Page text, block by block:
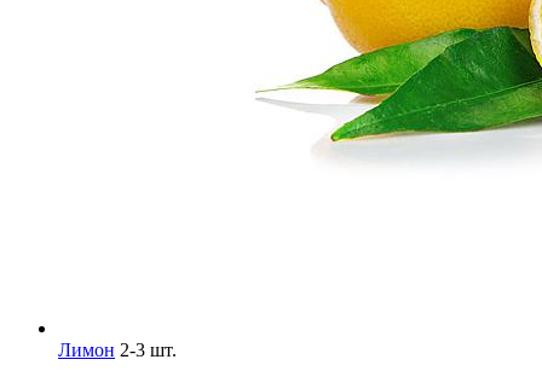
Лимон 2-3 шт.